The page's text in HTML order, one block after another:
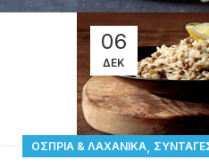
06
ΔΕΚ
ΌΣΠΡΙΑ & ΛΑΧΑΝΙΚΆ,